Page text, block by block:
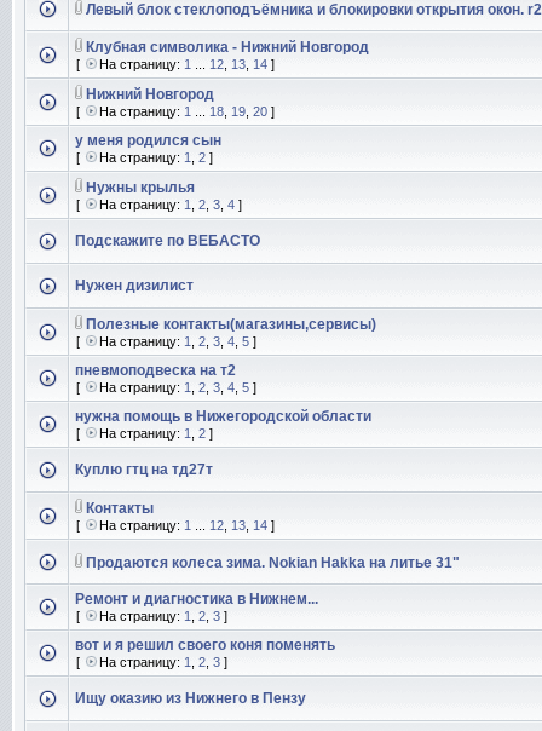
Левый блок стеклоподъёмника и блокировки открытия окон.
Клубная символика - Нижний Новгород
[ На страницу: 1 12 13 14 ]
Нижний Новгород
[ На страницу: 1 18 19 20 ]
у меня родился сын
[ На страницу: 1 2 ]
Нужны крылья
[ На страницу: 1 2 3 4 ]
Подскажите по ВЕБАСТО
Нужен дизилист
Полезные контакты(магазины,сервисы)
[ На страницу: 1 2 3 4 5 ]
пневмоподвеска на т2
[ На страницу: 1 2 3 4 5 ]
нужна помощь в Нижегородской области
[ На страницу: 1 2 ]
Куплю гтц на тд27т
Контакты
[ На страницу: 1 12 13 14 ]
Продаются колеса зима. Nokian Hakka на литье 31"
Ремонт и диагностика в Нижнем...
[ На страницу: 1 2 3 ]
вот и я решил своего коня поменять
[ На страницу: 1 2 3 ]
Ищу оказию из Нижнего в Пензу